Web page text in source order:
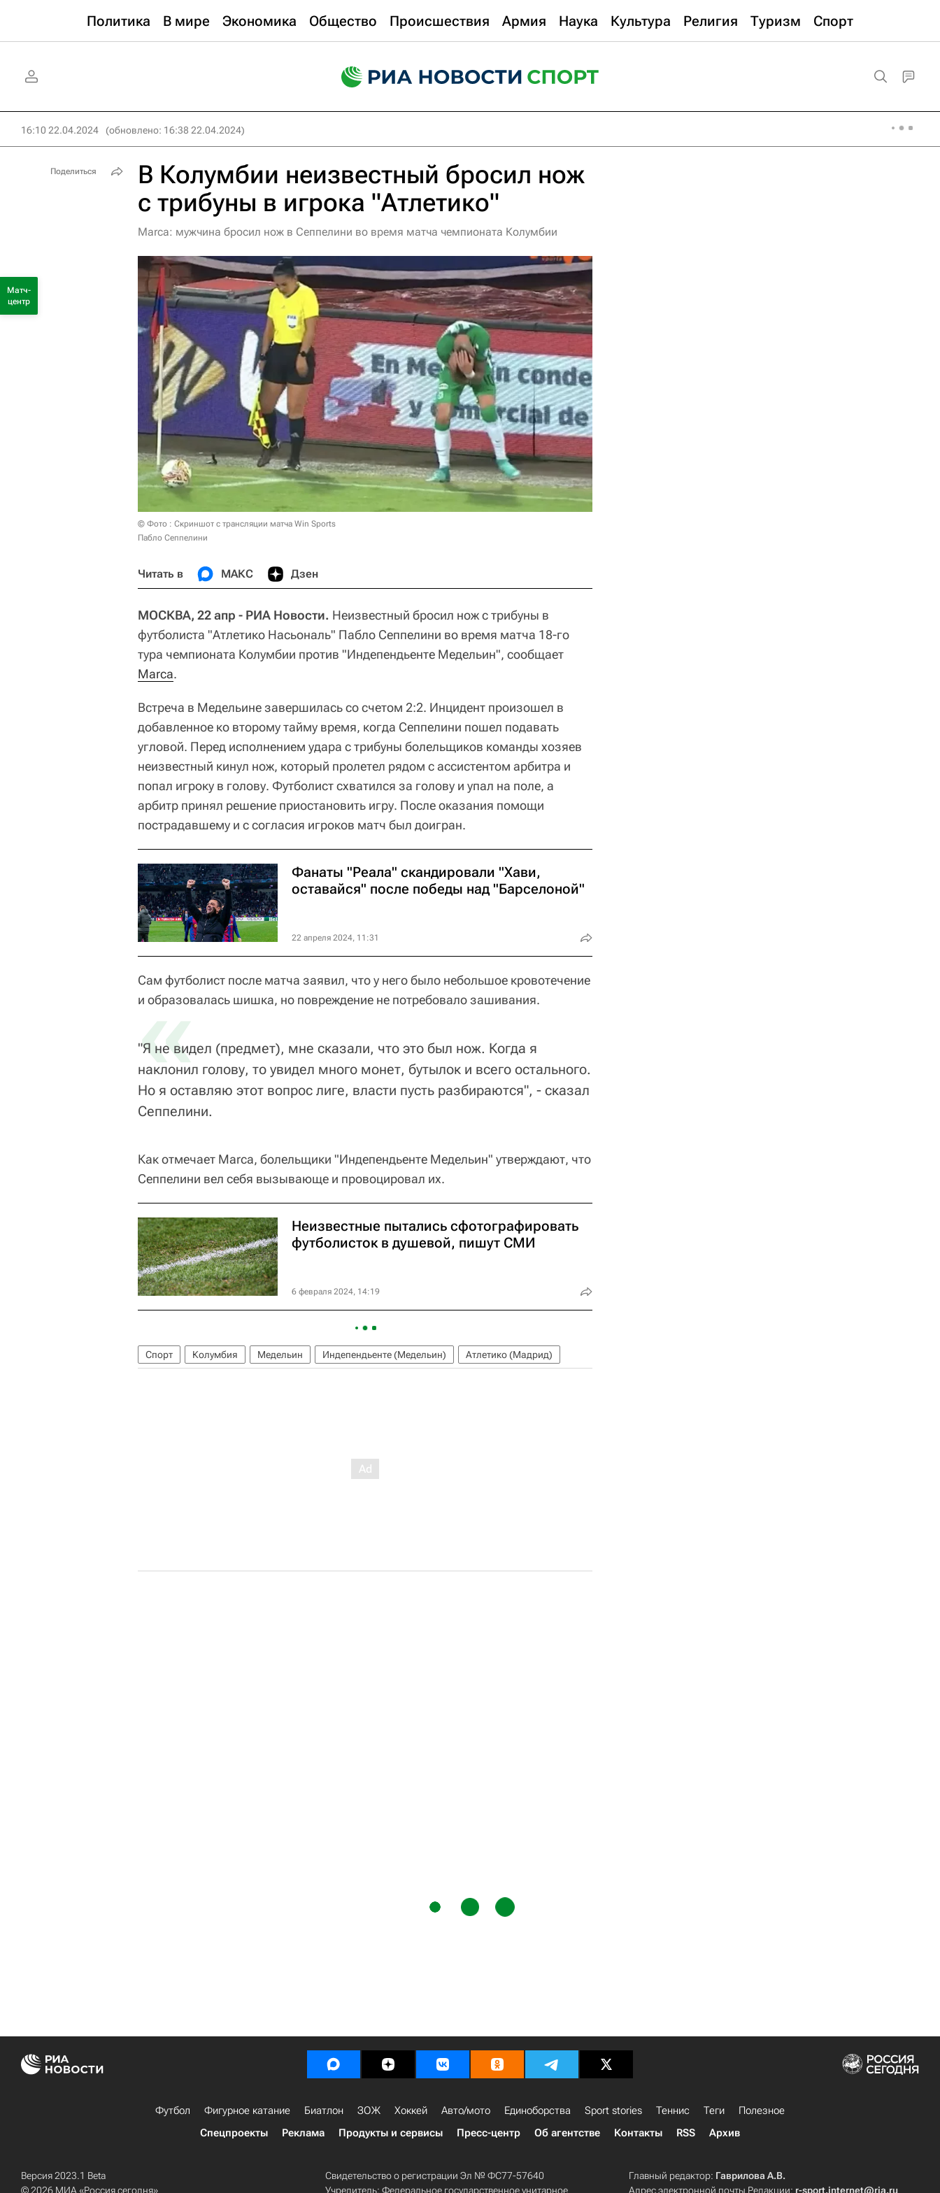
Политика В мире Экономика Общество Происшествия Армия Наука Культура Религия Туризм Спорт
16:10 22.04.2024 (обновлено: 16:38 22.04.2024)
В Колумбии неизвестный бросил нож
с трибуны в игрока "Атлетико"
Marca: мужчина бросил нож в Сеппелини во время матча чемпионата Колумбии
© Фото : Скриншот с трансляции матча Win Sports
Пабло Сеппелини
Читать в МАКС Дзен
МОСКВА, 22 апр - РИА Новости. Неизвестный бросил нож с трибуны в
футболиста "Атлетико Насьональ" Пабло Сеппелини во время матча 18-го
тура чемпионата Колумбии против "Индепендьенте Медельин", сообщает
Marca.
Встреча в Медельине завершилась со счетом 2:2. Инцидент произошел в
добавленное ко второму тайму время, когда Сеппелини пошел подавать
угловой. Перед исполнением удара с трибуны болельщиков команды хозяев
неизвестный кинул нож, который пролетел рядом с ассистентом арбитра и
попал игроку в голову. Футболист схватился за голову и упал на поле, а
арбитр принял решение приостановить игру. После оказания помощи
пострадавшему и с согласия игроков матч был доигран.
Фанаты "Реала" скандировали "Хави,
оставайся" после победы над "Барселоной"
22 апреля 2024, 11:31
Сам футболист после матча заявил, что у него было небольшое кровотечение
и образовалась шишка, но повреждение не потребовало зашивания.
«
"Я не видел (предмет), мне сказали, что это был нож. Когда я
наклонил голову, то увидел много монет, бутылок и всего остального.
Но я оставляю этот вопрос лиге, власти пусть разбираются", - сказал
Сеппелини.
Как отмечает Marca, болельщики "Индепендьенте Медельин" утверждают, что
Сеппелини вел себя вызывающе и провоцировал их.
Неизвестные пытались сфотографировать
футболисток в душевой, пишут СМИ
6 февраля 2024, 14:19
Спорт Колумбия Медельин Ин­де­пендь­ен­те (Медельин) Атлетико (Мадрид)
Поделиться
Матч-
центр
Футбол Фигурное катание Биатлон ЗОЖ Хоккей Авто/мото Единоборства Sport stories Теннис Теги
Полезное
Спецпроекты
Реклама Продукты и сервисы Пресс-центр Об агентстве Контакты RSS Архив
Версия 2023.1 Beta
© 2026 МИА «Россия сегодня»
Свидетельство о регистрации Эл № ФС77-57640
Учредитель: Федеральное государственное унитарное
Главный редактор: Гаврилова А.В.
Адрес электронной почты Редакции: r-sport.internet@ria.ru